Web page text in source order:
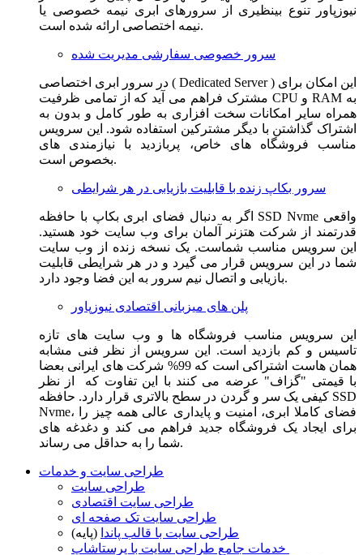
نیوزپاور تنوع بینظیری از سرورهای ابری نیمه خصوصی یا
نیمه اختصاصی ارائه شده است.
سرور خصوصی سفارشی مدیریت شده
در سرور ابری اختصاصی ( Dedicated Server ) این امکان برای
مشترک فراهم می آید که از تمامی ظرفیت CPU و RAM به
همراه سایر امکانات سخت افزاری به طور کامل و بدون به
اشتراک گذاشتن با دیگر مشترکین استفاده شود. این سرویس
مناسب فروشگاه های خاص، پربازدید با نیازمندی های
بخصوص است.
سرور بکاپ زنده با قابلیت بازیابی در هر شرایطی
اگر به دنبال فضای ابری بکاپ با حافظه SSD Nvme واقعی
قدرتمند از شرکت هتزنر آلمان برای وب سایت خود هستید.
این سرویس مناسب شماست. یک نسخه زنده از وب سایت
شما در این سرویس قرار می گیرد و در هر شرایطی قابلیت
بازیابی و اتصال نیم سرور به این فضا وجود دارد.
پلن های میزبانی اقتصادی نیوزپاور
این سرویس مناسب فروشگاه ها و وب سایت های تازه
تاسیس و کم بازدید است. این سرویس از نظر فنی مشابه
همان هاست اشتراکی است که 99% شرکت های ایرانی بعضا
با قیمتی "گزاف" عرضه می کنند با این تفاوت که از نظر
کیفی یک سر و گردن در سطح بالاتری قرار دارد. حافظه SSD
Nvme، فضای کاملا ابری، امنیت و پایداری عالی همه چیز را
برای ایجاد یک فروشگاه جدید فراهم می کند و دغدغه های
شما را به حداقل می رساند.
طراحی سایت و خدمات
طراحی سایت
طراحی سایت اقتصادی
طراحی سایت تک صفحه ای
طراحی سایت با قالب پاندا (پایه)